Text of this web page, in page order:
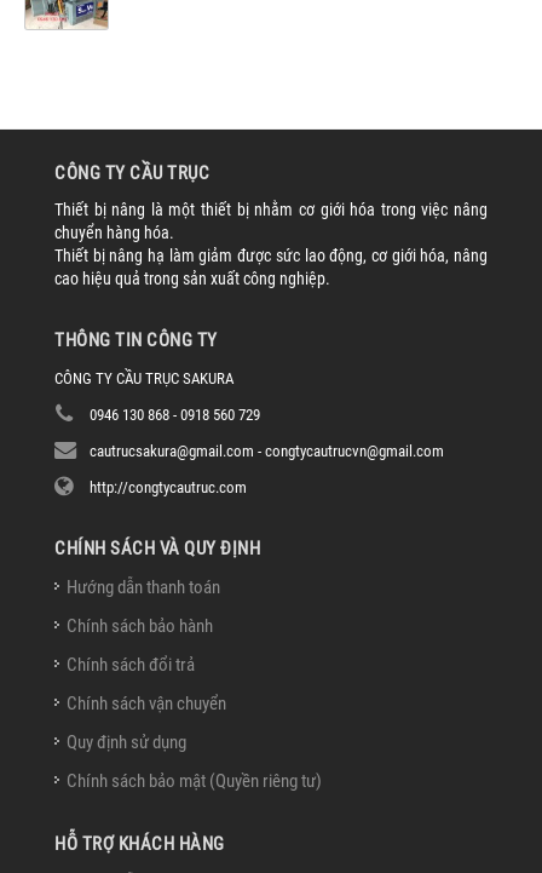
CÔNG TY CẦU TRỤC
Thiết bị nâng là một thiết bị nhằm cơ giới hóa trong việc nâng
chuyển hàng hóa.
Thiết bị nâng hạ làm giảm được sức lao động, cơ giới hóa, nâng
cao hiệu quả trong sản xuất công nghiệp.
THÔNG TIN CÔNG TY
CÔNG TY CẦU TRỤC SAKURA
0946 130 868 - 0918 560 729
cautrucsakura@gmail.com - congtycautrucvn@gmail.com
http://congtycautruc.com
CHÍNH SÁCH VÀ QUY ĐỊNH
Hướng dẫn thanh toán
Chính sách bảo hành
Chính sách đổi trả
Chính sách vận chuyển
Quy định sử dụng
Chính sách bảo mật (Quyền riêng tư)
HỖ TRỢ KHÁCH HÀNG